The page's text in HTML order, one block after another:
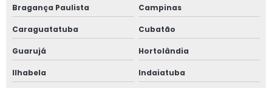
Bragança Paulista Campinas
Caraguatatuba Cubatão
Guarujá Hortolândia
Ilhabela Indaiatuba